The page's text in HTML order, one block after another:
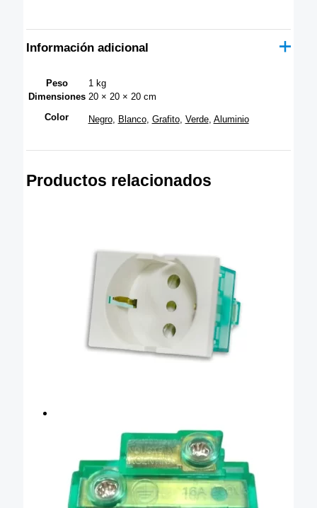
Información adicional
Peso
1 kg
Dimensiones 20 × 20 × 20 cm
Color
Negro, Blanco, Grafito, Verde, Aluminio
Productos relacionados